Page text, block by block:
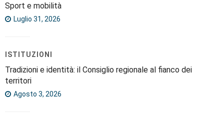
Sport e mobilità
Luglio 31, 2026
ISTITUZIONI
Tradizioni e identità: il Consiglio regionale al fianco dei
territori
Agosto 3, 2026